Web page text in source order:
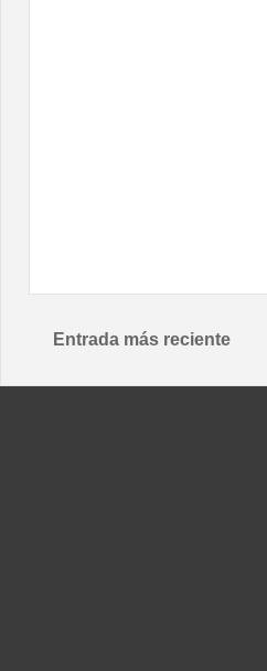
Entrada más reciente